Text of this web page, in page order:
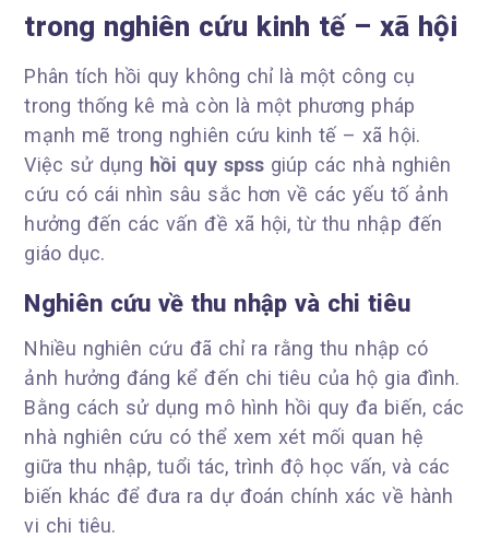
trong nghiên cứu kinh tế – xã hội
Phân tích hồi quy không chỉ là một công cụ
trong thống kê mà còn là một phương pháp
mạnh mẽ trong nghiên cứu kinh tế – xã hội.
Việc sử dụng hồi quy spssgiúp các nhà nghiên
cứu có cái nhìn sâu sắc hơn về các yếu tố ảnh
hưởng đến các vấn đề xã hội, từ thu nhập đến
giáo dục.
Nghiên cứu về thu nhập và chi tiêu
Nhiều nghiên cứu đã chỉ ra rằng thu nhập có
ảnh hưởng đáng kể đến chi tiêu của hộ gia đình.
Bằng cách sử dụng mô hình hồi quy đa biến, các
nhà nghiên cứu có thể xem xét mối quan hệ
giữa thu nhập, tuổi tác, trình độ học vấn, và các
biến khác để đưa ra dự đoán chính xác về hành
vi chi tiêu.